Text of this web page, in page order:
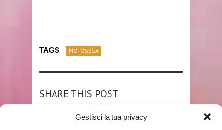
Gestisci la tua privacy
TAGS MOTOSEGA
SHARE THIS POST